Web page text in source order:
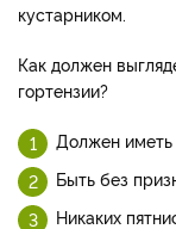
кустарником.
Как должен
гортензии?
Должен иметь
Быть без
Никаких